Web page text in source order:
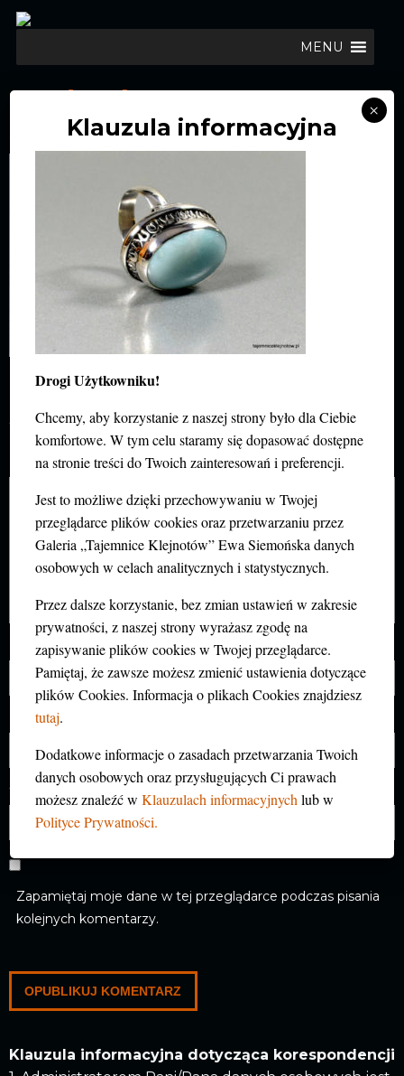
MENU
PIERŚCIEŃ Z AMAZONITU W
SREBRZE
DODAJ KOMENTARZ
Wymagane pola są oznaczone*
Komentarz*
Nazwa*
E-mail*
Witryna internetowa
Zapamiętaj moje dane w tej przeglądarce podczas pisania
kolejnych komentarzy.
Klauzula informacyjna dotycząca korespondencji
Klauzula informacyjna
Drogi Użytkowniku!
Chcemy, aby korzystanie z naszej strony było dla Ciebie
komfortowe. W tym celu staramy się dopasować dostępne
na stronie treści do Twoich zainteresowań i preferencji.
Jest to możliwe dzięki przechowywaniu w Twojej
przeglądarce plików cookies oraz przetwarzaniu przez
Galeria „Tajemnice Klejnotów” Ewa Siemońska danych
osobowych w celach analitycznych i statystycznych.
Przez dalsze korzystanie, bez zmian ustawień w zakresie
prywatności, z naszej strony wyrażasz zgodę na
zapisywanie plików cookies w Twojej przeglądarce.
Pamiętaj, że zawsze możesz zmienić ustawienia dotyczące
plików Cookies. Informacja o plikach Cookies znajdziesz
tutaj.
Dodatkowe informacje o zasadach przetwarzania Twoich
danych osobowych oraz przysługujących Ci prawach
możesz znaleźć wKlauzulach informacyjnych lub w
Polityce Prywatności.
×